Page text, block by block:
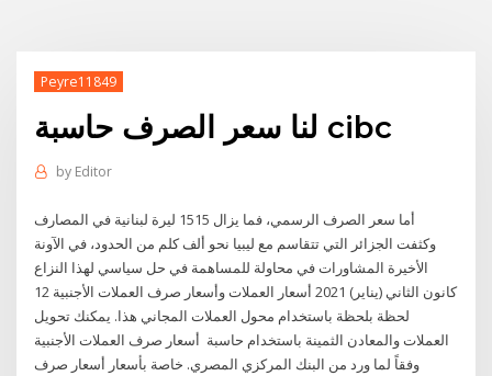
Peyre11849
لنا سعر الصرف حاسبة cibc
by Editor
أما سعر الصرف الرسمي، فما يزال 1515 ليرة لبنانية في المصارف
وكثفت الجزائر التي تتقاسم مع ليبيا نحو ألف كلم من الحدود، في الآونة
الأخيرة المشاورات في محاولة للمساهمة في حل سياسي لهذا النزاع
12 كانون الثاني (يناير) 2021 أسعار العملات وأسعار صرف العملات الأجنبية
لحظة بلحظة باستخدام محول العملات المجاني هذا. يمكنك تحويل
العملات والمعادن الثمينة باستخدام حاسبة أسعار صرف العملات الأجنبية
وفقاً لما ورد من البنك المركزي المصري. خاصة بأسعار أسعار صرف